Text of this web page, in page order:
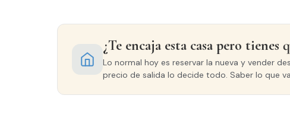
¿Te encaja esta casa pero tienes
Lo normal hoy es reservar la nueva y vender
precio de salida lo decide todo. Saber lo que